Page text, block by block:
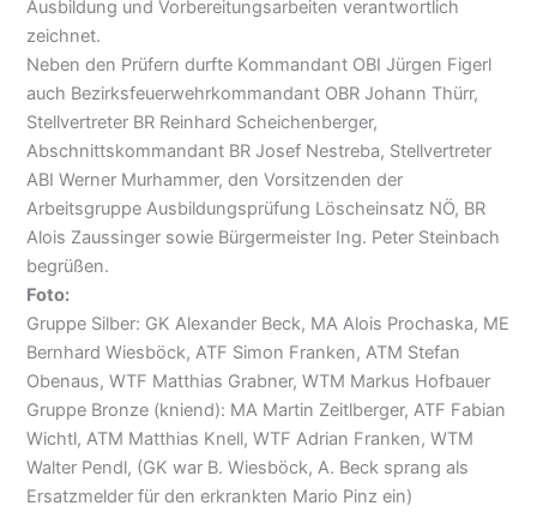
Ausbildung und Vorbereitungsarbeiten verantwortlich
zeichnet.
Neben den Prüfern durfte Kommandant OBI Jürgen Figerl
auch Bezirksfeuerwehrkommandant OBR Johann Thürr,
Stellvertreter BR Reinhard Scheichenberger,
Abschnittskommandant BR Josef Nestreba, Stellvertreter
ABI Werner Murhammer, den Vorsitzenden der
Arbeitsgruppe Ausbildungsprüfung Löscheinsatz NÖ, BR
Alois Zaussinger sowie Bürgermeister Ing. Peter Steinbach
begrüßen.
Foto:
Gruppe Silber: GK Alexander Beck, MA Alois Prochaska, ME
Bernhard Wiesböck, ATF Simon Franken, ATM Stefan
Obenaus, WTF Matthias Grabner, WTM Markus Hofbauer
Gruppe Bronze (kniend): MA Martin Zeitlberger, ATF Fabian
Wichtl, ATM Matthias Knell, WTF Adrian Franken, WTM
Walter Pendl, (GK war B. Wiesböck, A. Beck sprang als
Ersatzmelder für den erkrankten Mario Pinz ein)